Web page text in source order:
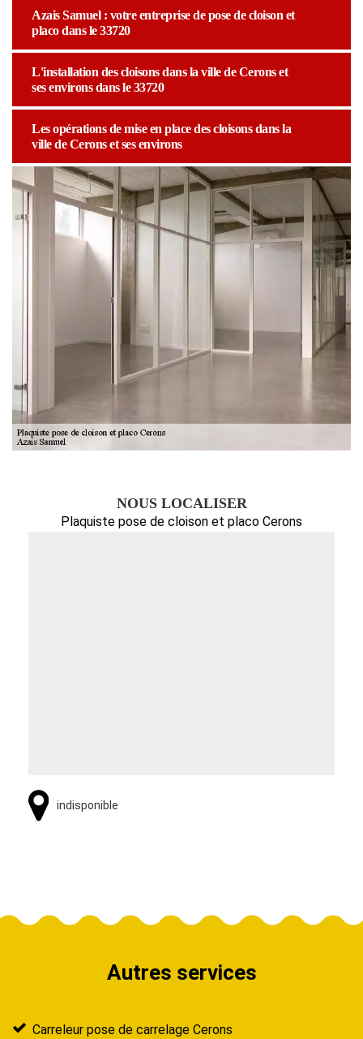
Azais Samuel : votre entreprise de pose de cloison et
placo dans le 33720
L'installation des cloisons dans la ville de Cerons et
ses environs dans le 33720
Les opérations de mise en place des cloisons dans la
ville de Cerons et ses environs
NOUS LOCALISER
Plaquiste pose de cloison et placo Cerons
indisponible
Autres services
Carreleur pose de carrelage Cerons